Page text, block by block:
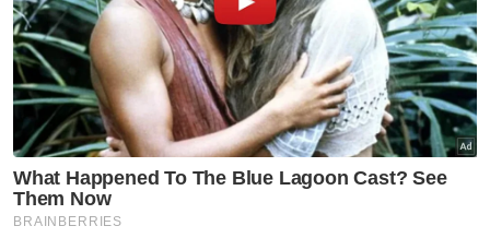
Covid 19
Rebut Kuasa